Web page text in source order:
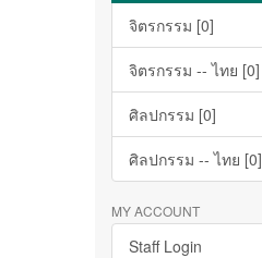
จิตรกรรม [0]
จิตรกรรม -- ไทย [0]
ศิลปกรรม [0]
ศิลปกรรม -- ไทย [0]
MY ACCOUNT
Staff Login